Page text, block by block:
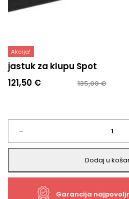
Akcija!
jastuk za klupu Spot
135,00€
Izvorna
je:
135,00 €.
121,50 €
Trenutna
121,50 €.
–
jastuk
za
klupu
Dodaj u
Garancija